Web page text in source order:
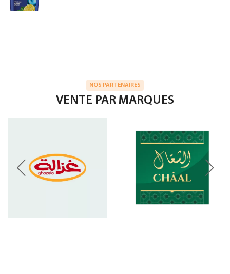
NOS PARTENAIRES
VENTE PAR MARQUES